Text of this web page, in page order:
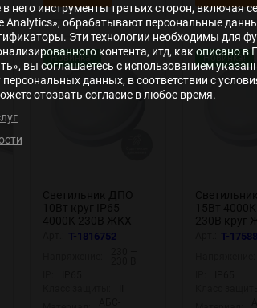
Новинка!
настенно-T-1816752
Новинка!
настенно-
T-
него инструменты третьих сторон, включая
Analytics», обрабатывают персональные
Эти технологии необходимы для
контента, итд, как описано
вы соглашаетесь с использованием
персональных данных, в соответствии с
отозвать согласие в любое время.